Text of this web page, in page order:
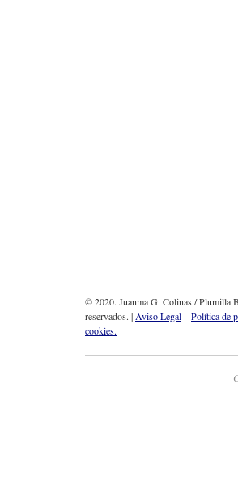
© 2020. Juanma G. Colinas / Plumilla
reservados. |Aviso Legal–Política de
cookies.